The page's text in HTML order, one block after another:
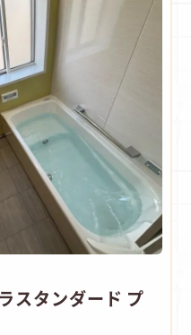
スタンダード プ